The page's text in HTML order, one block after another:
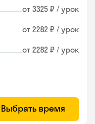
от 3325 ₽ / урок
от 2282 ₽ / урок
от 2282 ₽ / урок
Выбрать время